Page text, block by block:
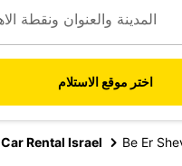
اختر موقع الاستلام
Car Rental Israel Be Er